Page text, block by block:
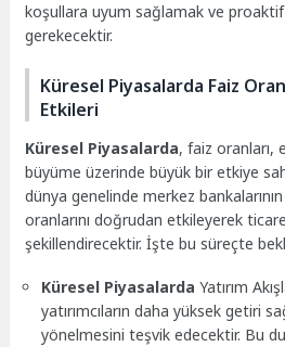
koşullara uyum sağlamak ve
gerekecektir.
Küresel Piyasalarda Faiz
Etkileri
Küresel Piyasalarda, faiz oranları,
büyüme üzerinde büyük bir etkiye
dünya genelinde merkez
oranlarını doğrudan etkileyerek
şekillendirecektir. İşte bu süreçte
Küresel Piyasalarda Yatırım
yatırımcıların daha yüksek getiri
yönelmesini teşvik edecektir. Bu